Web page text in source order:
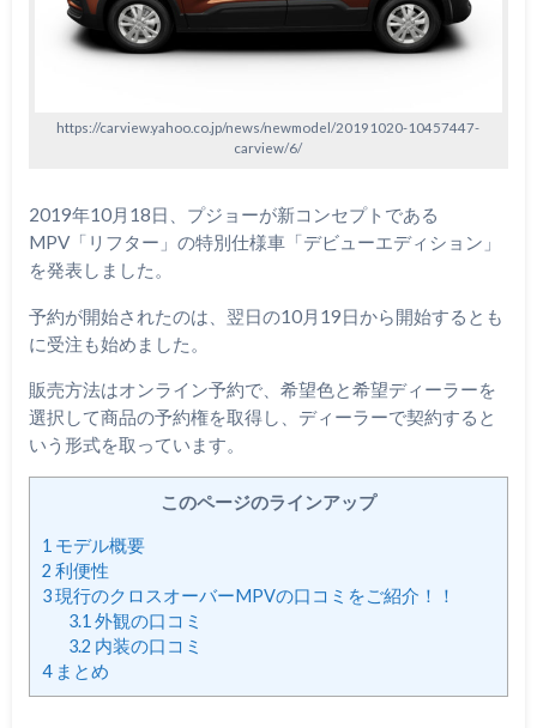
https://carview.yahoo.co.jp/news/newmodel/20191020-10457447-
carview/6/
2019年10月18日、プジョーが新コンセプトである
MPV「リフター」の特別仕様車「デビューエディション」
を発表しました。
予約が開始されたのは、翌日の10月19日から開始するとも
に受注も始めました。
販売方法はオンライン予約で、希望色と希望ディーラーを
選択して商品の予約権を取得し、ディーラーで契約すると
いう形式を取っています。
このページのラインアップ
1 モデル概要
2 利便性
3現行のクロスオーバーMPVの口コミをご紹介！！
3.1 外観の口コミ
3.2 内装の口コミ
4まとめ